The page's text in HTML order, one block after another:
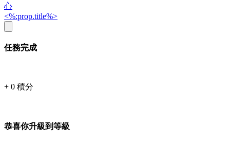
心
<%:prop.title%>
任務完成
+ 0 積分
恭喜你升級到等級